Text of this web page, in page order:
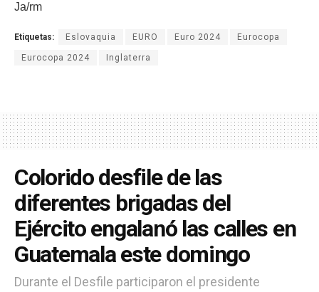
Ja/rm
Etiquetas: Eslovaquia EURO Euro 2024 Eurocopa
Eurocopa 2024 Inglaterra
Colorido desfile de las
diferentes brigadas del
Ejército engalanó las calles en
Guatemala este domingo
Durante el Desfile participaron el presidente